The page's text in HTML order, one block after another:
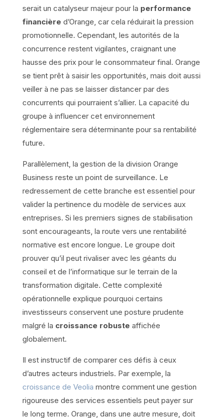
serait un catalyseur majeur pour la performance
financière d’Orange, car cela réduirait la pression
promotionnelle. Cependant, les autorités de la
concurrence restent vigilantes, craignant une
hausse des prix pour le consommateur final. Orange
se tient prêt à saisir les opportunités, mais doit aussi
veiller à ne pas se laisser distancer par des
concurrents qui pourraient s’allier. La capacité du
groupe à influencer cet environnement
réglementaire sera déterminante pour sa rentabilité
future.
Parallèlement, la gestion de la division Orange
Business reste un point de surveillance. Le
redressement de cette branche est essentiel pour
valider la pertinence du modèle de services aux
entreprises. Si les premiers signes de stabilisation
sont encourageants, la route vers une rentabilité
normative est encore longue. Le groupe doit
prouver qu’il peut rivaliser avec les géants du
conseil et de l’informatique sur le terrain de la
transformation digitale. Cette complexité
opérationnelle explique pourquoi certains
investisseurs conservent une posture prudente
malgré la croissance robuste affichée
globalement.
Il est instructif de comparer ces défis à ceux
d’autres acteurs industriels. Par exemple, la
croissance de Veolia montre comment une gestion
rigoureuse des services essentiels peut payer sur
le long terme. Orange, dans une autre mesure, doit